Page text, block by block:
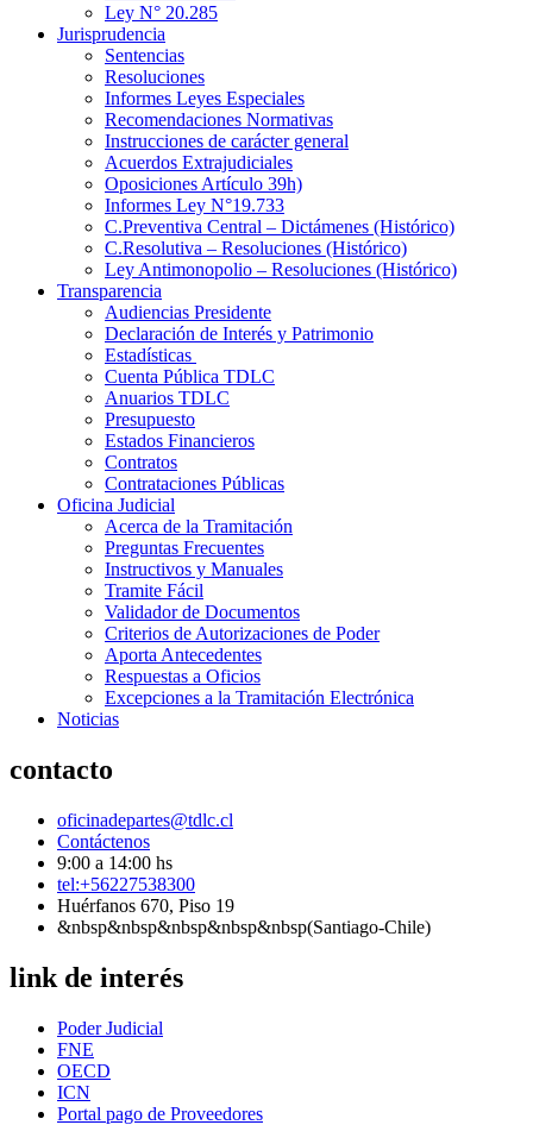
Ley N° 20.285
Jurisprudencia
Sentencias
Resoluciones
Informes Leyes Especiales
Recomendaciones Normativas
Instrucciones de carácter general
Acuerdos Extrajudiciales
Oposiciones Artículo 39h)
Informes Ley N°19.733
C.Preventiva Central – Dictámenes (Histórico)
C.Resolutiva – Resoluciones (Histórico)
Ley Antimonopolio – Resoluciones (Histórico)
Transparencia
Audiencias Presidente
Declaración de Interés y Patrimonio
Estadísticas
Cuenta Pública TDLC
Anuarios TDLC
Presupuesto
Estados Financieros
Contratos
Contrataciones Públicas
Oficina Judicial
Acerca de la Tramitación
Preguntas Frecuentes
Instructivos y Manuales
Tramite Fácil
Validador de Documentos
Criterios de Autorizaciones de Poder
Aporta Antecedentes
Respuestas a Oficios
Excepciones a la Tramitación Electrónica
Noticias
contacto
oficinadepartes@tdlc.cl
Contáctenos
9:00 a 14:00 hs
tel:+56227538300
Huérfanos 670, Piso 19
&nbsp&nbsp&nbsp&nbsp&nbsp(Santiago-Chile)
link de interés
Poder Judicial
FNE
OECD
ICN
Portal pago de Proveedores